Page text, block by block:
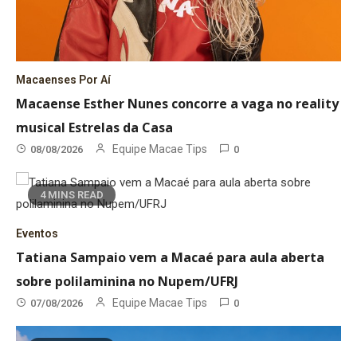
Macaenses Por Aí
Macaense Esther Nunes concorre a vaga no reality
musical Estrelas da Casa
08/08/2026 Equipe Macae Tips 0
4 MINS READ
Eventos
Tatiana Sampaio vem a Macaé para aula aberta
sobre polilaminina no Nupem/UFRJ
07/08/2026 Equipe Macae Tips 0